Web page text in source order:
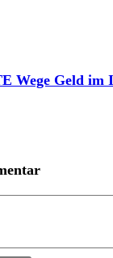
Wege Geld im